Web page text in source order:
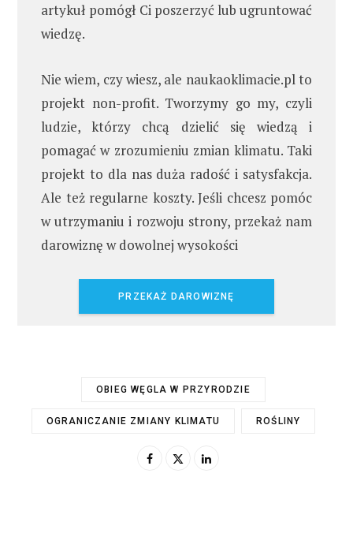
artykuł pomógł Ci poszerzyć lub ugruntować
wiedzę.
Nie wiem, czy wiesz, ale naukaoklimacie.pl to
projekt non-profit. Tworzymy go my, czyli
ludzie, którzy chcą dzielić się wiedzą i
pomagać w zrozumieniu zmian klimatu. Taki
projekt to dla nas duża radość i satysfakcja.
Ale też regularne koszty. Jeśli chcesz pomóc
w utrzymaniu i rozwoju strony, przekaż nam
darowiznę w dowolnej wysokości
PRZEKAŻ DAROWIZNĘ
OBIEG WĘGLA W PRZYRODZIE
OGRANICZANIE ZMIANY KLIMATU ROŚLINY